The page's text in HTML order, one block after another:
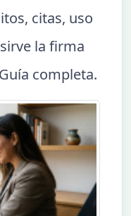
citas, uso
la firma
completa.